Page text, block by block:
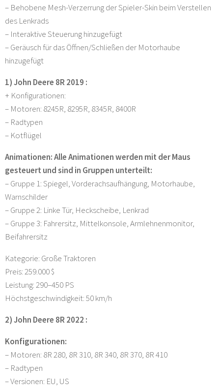
– Behobene Mesh-Verzerrung der Spieler-Skin beim Verstellen
des Lenkrads
– Interaktive Steuerung hinzugefügt
– Geräusch für das Öffnen/Schließen der Motorhaube
hinzugefügt
1) John Deere 8R 2019 :
+ Konfigurationen:
– Motoren: 8245R, 8295R, 8345R, 8400R
– Radtypen
– Kotflügel
Animationen: Alle Animationen werden mit der Maus
gesteuert und sind in Gruppen unterteilt:
– Gruppe 1: Spiegel, Vorderachsaufhängung, Motorhaube,
Warnschilder
– Gruppe 2: Linke Tür, Heckscheibe, Lenkrad
– Gruppe 3: Fahrersitz, Mittelkonsole, Armlehnenmonitor,
Beifahrersitz
Kategorie: Große Traktoren
Preis: 259.000 $
Leistung: 290–450 PS
Höchstgeschwindigkeit: 50 km/h
2) John Deere 8R 2022 :
Konfigurationen:
– Motoren: 8R 280, 8R 310, 8R 340, 8R 370, 8R 410
– Radtypen
– Versionen: EU, US